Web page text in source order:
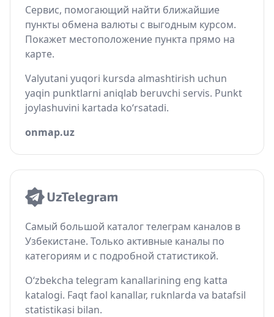
Сервис, помогающий найти ближайшие
пункты обмена валюты с выгодным курсом.
Покажет местоположение пункта прямо на
карте.
Valyutani yuqori kursda almashtirish uchun
yaqin punktlarni aniqlab beruvchi servis. Punkt
joylashuvini kartada ko‘rsatadi.
onmap.uz
Самый большой каталог телеграм каналов в
Узбекистане. Только активные каналы по
категориям и с подробной статистикой.
O‘zbekcha telegram kanallarining eng katta
katalogi. Faqt faol kanallar, ruknlarda va batafsil
statistikasi bilan.